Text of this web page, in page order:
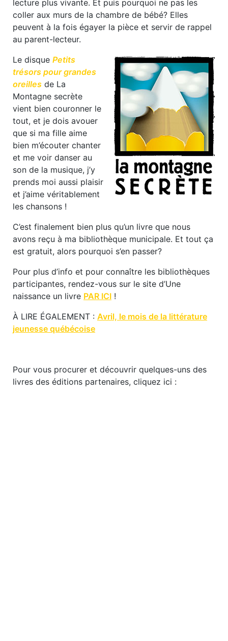
lecture plus vivante. Et puis pourquoi ne pas les
coller aux murs de la chambre de bébé? Elles
peuvent à la fois égayer la pièce et servir de rappel
au parent-lecteur.
Le disque Petits
trésors pour grandes
oreilles de La
Montagne secrète
vient bien couronner le
tout, et je dois avouer
que si ma fille aime
bien m’écouter chanter
et me voir danser au
son de la musique, j’y
prends moi aussi plaisir
et j’aime véritablement
les chansons !
C’est finalement bien plus qu’un livre que nous
avons reçu à ma bibliothèque municipale. Et tout ça
est gratuit, alors pourquoi s’en passer?
Pour plus d’info et pour connaître les bibliothèques
participantes, rendez-vous sur le site d’Une
naissance un livre PAR ICI !
À LIRE ÉGALEMENT : Avril, le mois de la littérature
jeunesse québécoise
Pour vous procurer et découvrir quelques-uns des
livres des éditions partenaires, cliquez ici :